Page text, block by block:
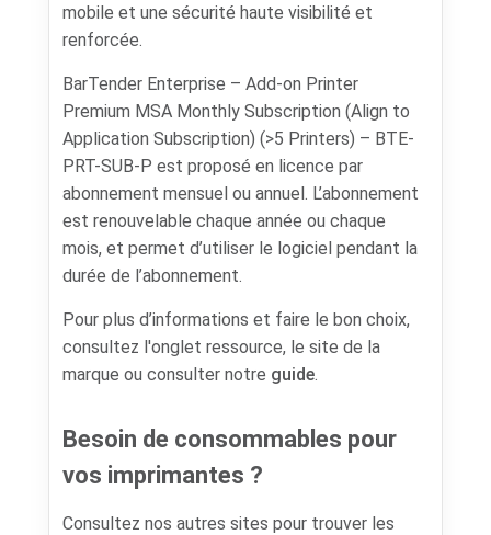
mobile et une sécurité haute visibilité et
renforcée.
BarTender Enterprise – Add-on Printer
Premium MSA Monthly Subscription (Align to
Application Subscription) (>5 Printers) – BTE-
PRT-SUB-P est proposé en licence par
abonnement mensuel ou annuel. L’abonnement
est renouvelable chaque année ou chaque
mois, et permet d’utiliser le logiciel pendant la
durée de l’abonnement.
Pour plus d’informations et faire le bon choix,
consultez l'onglet ressource, le site de la
marque ou consulter notre guide.
Besoin de consommables pour
vos imprimantes ?
Consultez nos autres sites pour trouver les